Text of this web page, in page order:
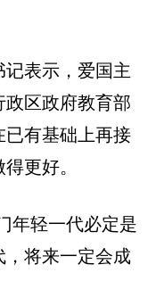
表示，爱国主
政区政府教育部
已有基础上再接
更好。
年轻一代必定是
，将来一定会成